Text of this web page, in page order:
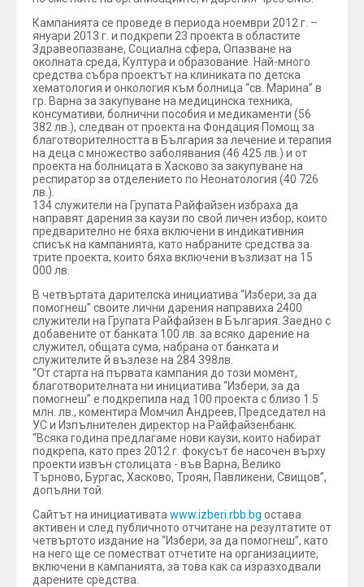
Кампанията се проведе в периода ноември 2012 г. –
януари 2013 г. и подкрепи 23 проекта в областите
Здравеопазване, Социална сфера, Опазване на
околната среда, Култура и образование. Най-много
средства събра проектът на клиниката по детска
хематология и онкология към болница “св. Марина” в
гр. Варна за закупуване на медицинска техника,
консумативи, болнични пособия и медикаменти (56
382 лв.), следван от проекта на Фондация Помощ за
благотворителността в България за лечение и терапия
на деца с множество заболявания (46 425 лв.) и от
проекта на болницата в Хасково за закупуване на
респиратор за отделението по Неонатология (40 726
лв.).
134 служители на Групата Райфайзен избраха да
направят дарения за каузи по свой личен избор, които
предварително не бяха включени в индикативния
списък на кампанията, като набраните средства за
трите проекта, които бяха включени възлизат на 15
000 лв.
В четвъртата дарителска инициатива “Избери, за да
помогнеш” своите лични дарения направиха 2400
служители на Групата Райфайзен в България. Заедно с
добавените от банката 100 лв. за всяко дарение на
служител, общата сума, набрана от банката и
служителите й възлезе на 284 398лв.
“От старта на първата кампания до този момент,
благотворителната ни инициатива “Избери, за да
помогнеш” е подкрепила над 100 проекта с близо 1.5
млн. лв., коментира Момчил Андреев, Председател на
УС и Изпълнителен директор на Райфайзенбанк.
“Всяка година предлагаме нови каузи, които набират
подкрепа, като през 2012 г. фокусът бе насочен върху
проекти извън столицата - във Варна, Велико
Търново, Бургас, Хасково, Троян, Павликени, Свищов”,
допълни той.
Сайтът на инициативата www.izberi.rbb.bg остава
активен и след публичното отчитане на резултатите от
четвъртото издание на “Избери, за да помогнеш”, като
на него ще се поместват отчетите на организациите,
включени в кампанията, за това как са изразходвали
дарените средства.